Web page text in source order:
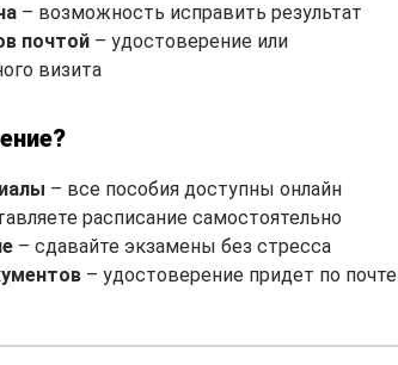
– возможность исправить результат
почтой – удостоверение или
визита
– все пособия доступны онлайн
расписание самостоятельно
– сдавайте экзамены без стресса
– удостоверение придет по почте